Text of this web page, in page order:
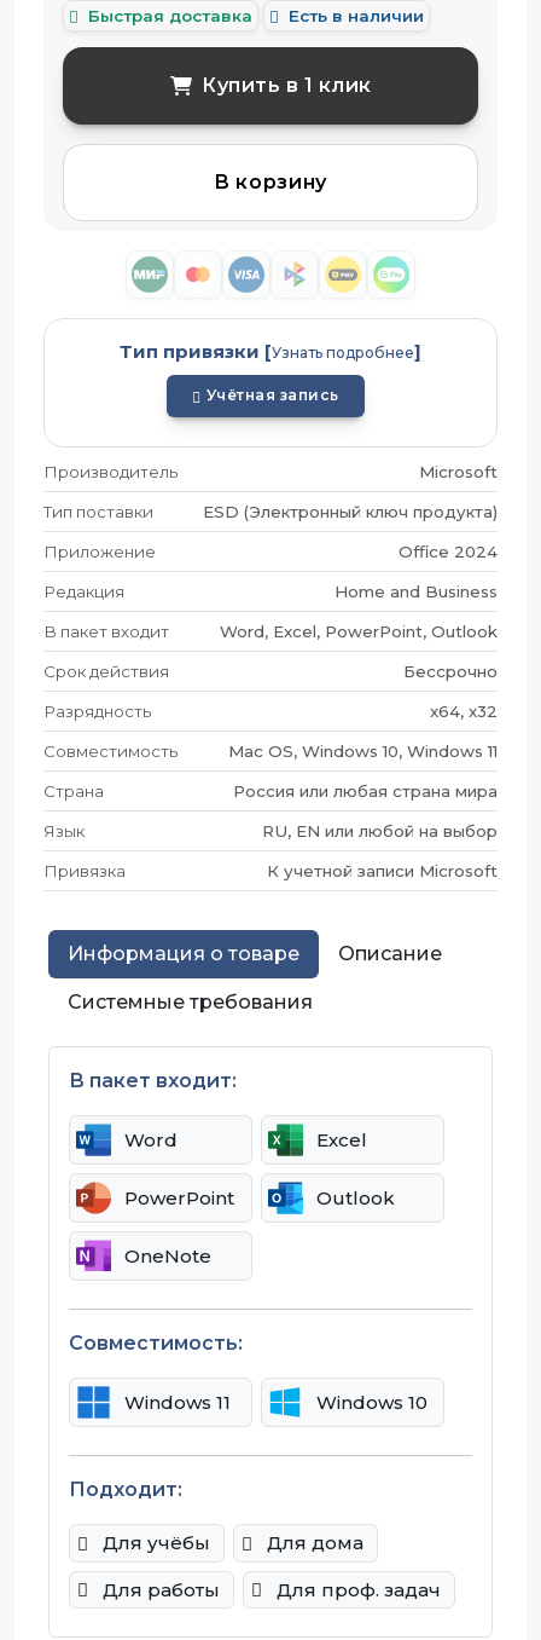
Быстрая доставка Есть в наличии
Купить в 1 клик
В корзину
Тип привязки [Узнать подробнее]
Учётная запись
Производитель Microsoft
Тип поставки ESD (Электронный ключ продукта)
Приложение Office 2024
Редакция Home and Business
В пакет входит Word, Excel, PowerPoint, Outlook
Срок действия Бессрочно
Разрядность x64, x32
Совместимость Mac OS, Windows 10, Windows 11
Страна Россия или любая страна мира
Язык RU, EN или любой на выбор
Привязка К учетной записи Microsoft
Информация о товаре Описание
Системные требования
В пакет входит:
Word Excel
PowerPoint Outlook
OneNote
Совместимость:
Windows 11 Windows 10
Подходит:
Для учёбы Для дома
Для работы Для проф. задач